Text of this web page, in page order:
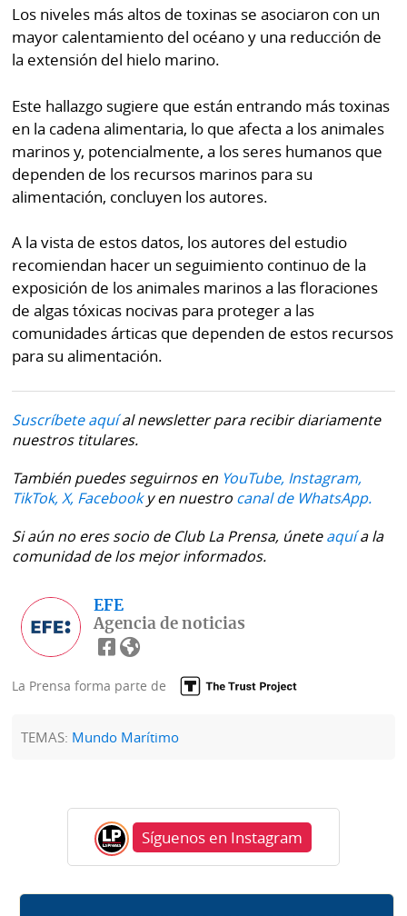
Los niveles más altos de toxinas se asociaron con un
mayor calentamiento del océano y una reducción de
la extensión del hielo marino.
Este hallazgo sugiere que están entrando más toxinas
en la cadena alimentaria, lo que afecta a los animales
marinos y, potencialmente, a los seres humanos que
dependen de los recursos marinos para su
alimentación, concluyen los autores.
A la vista de estos datos, los autores del estudio
recomiendan hacer un seguimiento continuo de la
exposición de los animales marinos a las floraciones
de algas tóxicas nocivas para proteger a las
comunidades árticas que dependen de estos recursos
para su alimentación.
Suscríbete aquíal newsletter para recibir diariamente
nuestros titulares.
También puedes seguirnos en YouTube, Instagram,
TikTok, X, Facebooky en nuestro canal de WhatsApp.
Si aún no eres socio de Club La Prensa, úneteaquía la
comunidad de los mejor informados.
EFE
Agencia de noticias
La Prensa forma parte de
TEMAS: Mundo Marítimo
Síguenos en Instagram